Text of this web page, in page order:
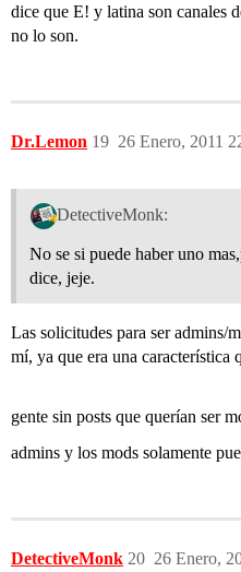
dice que E! y latina son canales
no lo son.
Dr.Lemon 26 Enero, 2011
19
DetectiveMonk:
No se si puede haber uno
dice, jeje.
Las solicitudes para ser admins/
mí, ya que era una característica
gente sin posts que querían ser
admins y los mods solamente
DetectiveMonk 26 Enero,
20